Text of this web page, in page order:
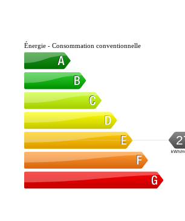
Énergie - Consommation conventionnelle
kWh/